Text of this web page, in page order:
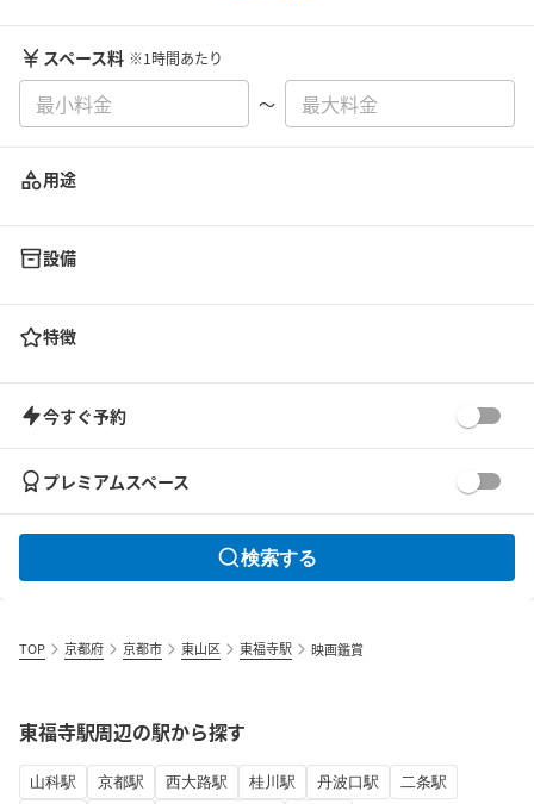
スペース料 ※1時間あたり
〜
用途
設備
特徴
今すぐ予約
プレミアムスペース
検索する
TOP 京都府 京都市 東山区 東福寺駅 映画鑑賞
東福寺駅周辺の駅から探す
山科駅 京都駅 西大路駅 桂川駅 丹波口駅
二条駅